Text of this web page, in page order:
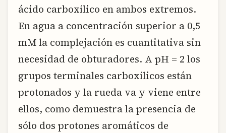
ácido carboxílico en ambos extremos.
En agua a concentración superior a 0,5
mM la complejación es cuantitativa sin
necesidad de obturadores. A pH = 2 los
grupos terminales carboxílicos están
protonados y la rueda va y viene entre
ellos, como demuestra la presencia de
sólo dos protones aromáticos de